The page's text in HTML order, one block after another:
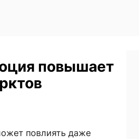
повышает
повлиять даже